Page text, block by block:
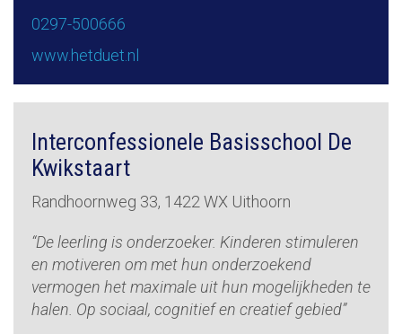
0297-500666
www.hetduet.nl
Interconfessionele Basisschool De
Kwikstaart
Randhoornweg 33, 1422 WX Uithoorn
“De leerling is onderzoeker. Kinderen stimuleren
en motiveren om met hun onderzoekend
vermogen het maximale uit hun mogelijkheden te
halen. Op sociaal, cognitief en creatief gebied”